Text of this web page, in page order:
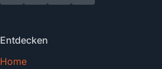
Entdecken
Home